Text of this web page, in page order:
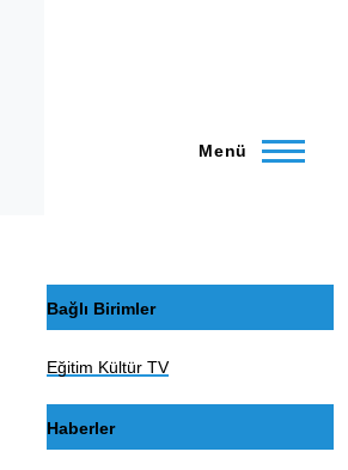
Menü
Bağlı Birimler
Eğitim Kültür TV
Haberler